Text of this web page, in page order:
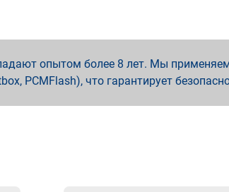
опытом более 8 лет. Мы
PCMFlash), что гарантирует